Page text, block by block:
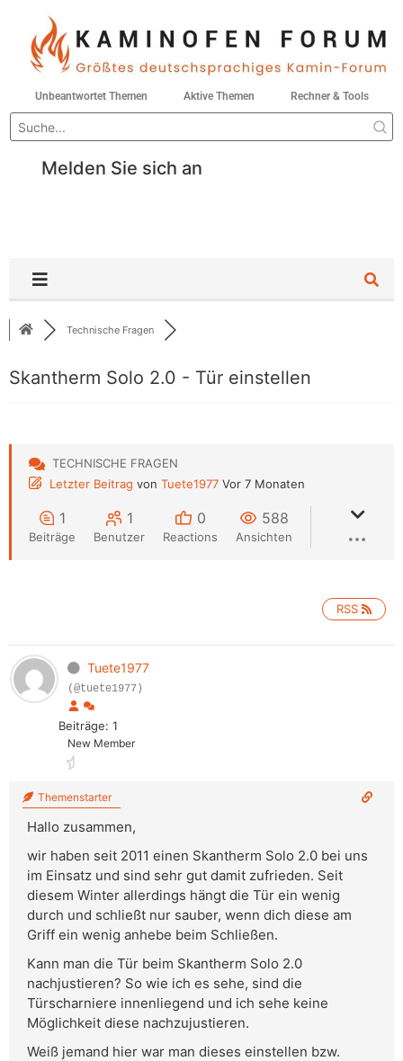
Unbeantwortet Themen Aktive Themen Rechner & Tools
Melden Sie sich an
Technische Fragen
Skantherm Solo 2.0 - Tür einstellen
TECHNISCHE FRAGEN
Letzter Beitrag von Tuete1977 Vor 7 Monaten
1
Beiträge
1
Benutzer
0
Reactions
588
Ansichten
RSS
Tuete1977
(@tuete1977)
Beiträge: 1
New Member
Themenstarter
Hallo zusammen,
wir haben seit 2011 einen Skantherm Solo 2.0 bei uns
im Einsatz und sind sehr gut damit zufrieden. Seit
diesem Winter allerdings hängt die Tür ein wenig
durch und schließt nur sauber, wenn dich diese am
Griff ein wenig anhebe beim Schließen.
Kann man die Tür beim Skantherm Solo 2.0
nachjustieren? So wie ich es sehe, sind die
Türscharniere innenliegend und ich sehe keine
Möglichkeit diese nachzujustieren.
Weiß jemand hier war man dieses einstellen bzw.